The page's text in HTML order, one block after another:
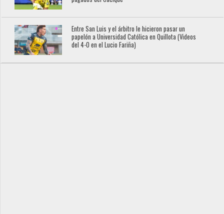
Entre San Luis y el árbitro le hicieron pasar un
papelón a Universidad Católica en Quillota (Videos
del 4-0 en el Lucio Fariña)